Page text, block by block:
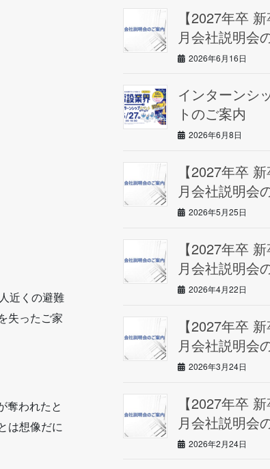
近くの避難
失ったご家
奪われたと
は想像だに
【2027年卒
月会社説明会
2026年6月16日
インターンシ
トのご案内
2026年6月8日
【2027年卒
月会社説明会
2026年5月25日
【2027年卒
月会社説明会
2026年4月22日
【2027年卒
月会社説明会
2026年3月24日
【2027年卒
月会社説明会
2026年2月24日